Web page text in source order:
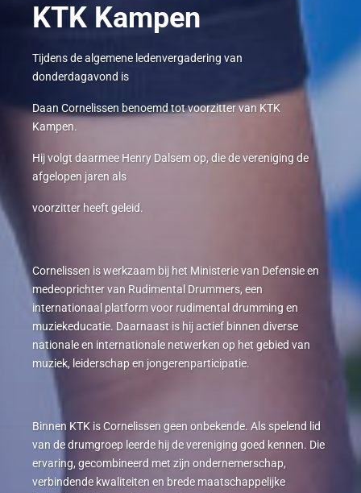
KTK Kampen
Tijdens de algemene ledenvergadering van
donderdagavond is
Daan Cornelissen benoemd tot voorzitter van KTK
Kampen.
Hij volgt daarmee Henry Dalsem op, die de vereniging de
afgelopen jaren als
voorzitter heeft geleid.
Cornelissen is werkzaam bij het Ministerie van Defensie en
medeoprichter van Rudimental Drummers, een
internationaal platform voor rudimental drumming en
muziekeducatie. Daarnaast is hij actief binnen diverse
nationale en internationale netwerken op het gebied van
muziek, leiderschap en jongerenparticipatie.
Binnen KTK is Cornelissen geen onbekende. Als spelend lid
van de drumgroep leerde hij de vereniging goed kennen. Die
ervaring, gecombineerd met zijn ondernemerschap,
verbindende kwaliteiten en brede maatschappelijke